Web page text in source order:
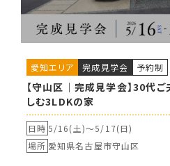
愛知エリア 完成見学会 予約制
【守山区｜完成見学会】30代ご
しむ3LDKの家
日時 5/16(土)〜5/17(日)
場所 愛知県名古屋市守山区